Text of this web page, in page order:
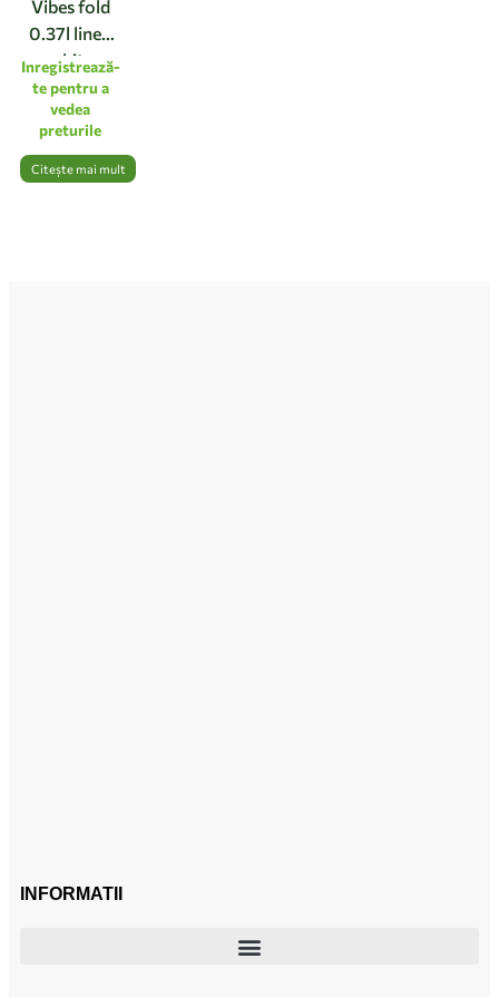
Vibes fold
0.37l linen
white
Inregistrează-
te pentru a
vedea
preturile
Citește mai mult
INFORMATII